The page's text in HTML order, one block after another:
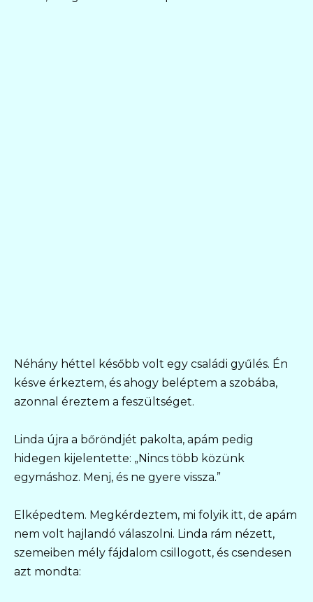
Néhány héttel később volt egy családi gyűlés. Én
késve érkeztem, és ahogy beléptem a szobába,
azonnal éreztem a feszültséget.
Linda újra a bőröndjét pakolta, apám pedig
hidegen kijelentette: „Nincs több közünk
egymáshoz. Menj, és ne gyere vissza.”
Elképedtem. Megkérdeztem, mi folyik itt, de apám
nem volt hajlandó válaszolni. Linda rám nézett,
szemeiben mély fájdalom csillogott, és csendesen
azt mondta: